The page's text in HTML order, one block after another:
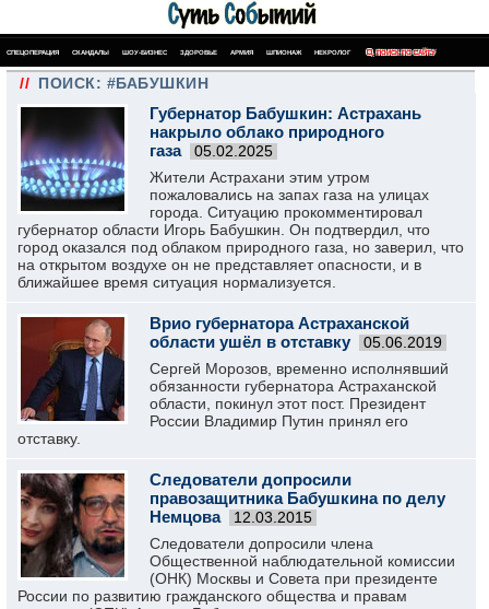
СПЕЦОПЕРАЦИЯ СКАНДАЛЫ ШОУ-БИЗНЕС ЗДОРОВЬЕ АРМИЯ ШПИОНАЖ НЕКРОЛОГ ПОИСК ПО САЙТУ
// ПОИСК: #БАБУШКИН
Губернатор Бабушкин: Астрахань
накрыло облако природного
газа
05.02.2025
Жители Астрахани этим утром
пожаловались на запах газа на улицах
города. Ситуацию прокомментировал
губернатор области Игорь Бабушкин. Он подтвердил, что
город оказался под облаком природного газа, но заверил, что
на открытом воздухе он не представляет опасности, и в
ближайшее время ситуация нормализуется.
Врио губернатора Астраханской
области ушёл в отставку
05.06.2019
Сергей Морозов, временно исполнявший
обязанности губернатора Астраханской
области, покинул этот пост. Президент
России Владимир Путин принял его
отставку.
Следователи допросили
правозащитника Бабушкина по делу
Немцова
12.03.2015
Следователи допросили члена
Общественной наблюдательной комиссии
(ОНК) Москвы и Совета при президенте
России по развитию гражданского общества и правам